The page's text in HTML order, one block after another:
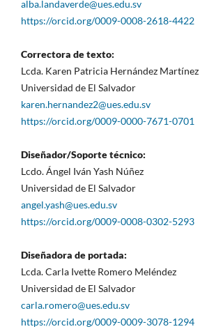
alba.landaverde@ues.edu.sv
https://orcid.org/0009-0008-2618-4422
Correctora de texto:
Lcda. Karen Patricia Hernández Martínez
Universidad de El Salvador
karen.hernandez2@ues.edu.sv
https://orcid.org/0009-0000-7671-0701
Diseñador/Soporte técnico:
Lcdo. Ángel Iván Yash Núñez
Universidad de El Salvador
angel.yash@ues.edu.sv
https://orcid.org/0009-0008-0302-5293
Diseñadora de portada:
Lcda. Carla Ivette Romero Meléndez
Universidad de El Salvador
carla.romero@ues.edu.sv
https://orcid.org/0009-0009-3078-1294